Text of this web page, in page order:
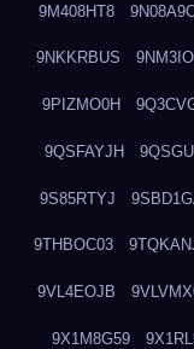
9M408HT8
9NKKRBUS
9PIZMO0H
9QSFAYJH
9S85RTYJ
9THBOC03
9VL4EOJB
9X1M8G59